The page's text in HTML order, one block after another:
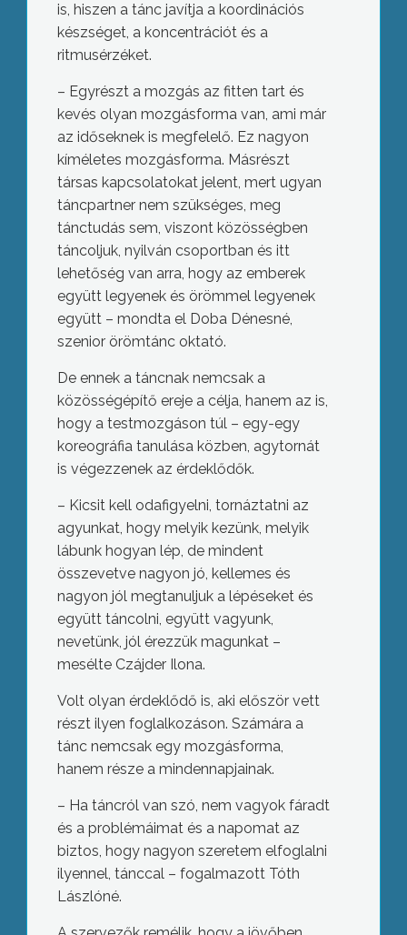
is, hiszen a tánc javítja a koordinációs
készséget, a koncentrációt és a
ritmusérzéket.
– Egyrészt a mozgás az fitten tart és
kevés olyan mozgásforma van, ami már
az időseknek is megfelelő. Ez nagyon
kíméletes mozgásforma. Másrészt
társas kapcsolatokat jelent, mert ugyan
táncpartner nem szükséges, meg
tánctudás sem, viszont közösségben
táncoljuk, nyilván csoportban és itt
lehetőség van arra, hogy az emberek
együtt legyenek és örömmel legyenek
együtt – mondta el Doba Dénesné,
szenior örömtánc oktató.
De ennek a táncnak nemcsak a
közösségépítő ereje a célja, hanem az is,
hogy a testmozgáson túl – egy-egy
koreográfia tanulása közben, agytornát
is végezzenek az érdeklődők.
– Kicsit kell odafigyelni, tornáztatni az
agyunkat, hogy melyik kezünk, melyik
lábunk hogyan lép, de mindent
összevetve nagyon jó, kellemes és
nagyon jól megtanuljuk a lépéseket és
együtt táncolni, együtt vagyunk,
nevetünk, jól érezzük magunkat –
mesélte Czájder Ilona.
Volt olyan érdeklődő is, aki először vett
részt ilyen foglalkozáson. Számára a
tánc nemcsak egy mozgásforma,
hanem része a mindennapjainak.
– Ha táncról van szó, nem vagyok fáradt
és a problémáimat és a napomat az
biztos, hogy nagyon szeretem elfoglalni
ilyennel, tánccal – fogalmazott Tóth
Lászlóné.